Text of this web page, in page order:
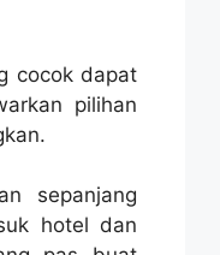
cocok dapat
pilihan
sepanjang
hotel dan